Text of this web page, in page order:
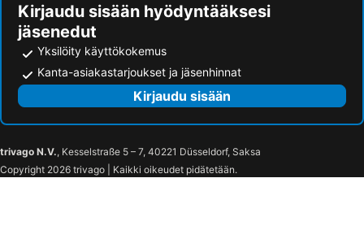
Kirjaudu sisään hyödyntääksesi
jäsenedut
Yksilöity käyttökokemus
Kanta-asiakastarjoukset ja jäsenhinnat
Kirjaudu sisään
trivago N.V., Kesselstraße 5 – 7, 40221 Düsseldorf, Saksa
Copyright 2026 trivago | Kaikki oikeudet pidätetään.